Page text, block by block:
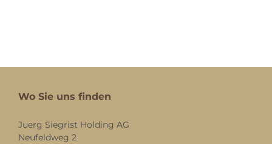
Wo Sie uns finden
Juerg Siegrist Holding AG
Neufeldweg 2